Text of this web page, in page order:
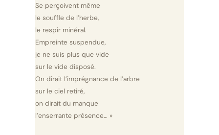
Se perçoivent même
le souffle de l’herbe,
le respir minéral.
Empreinte suspendue,
je ne suis plus que vide
sur le vide disposé.
On dirait l’imprégnance de l’arbre
sur le ciel retiré,
on dirait du manque
l’enserrante présence… »